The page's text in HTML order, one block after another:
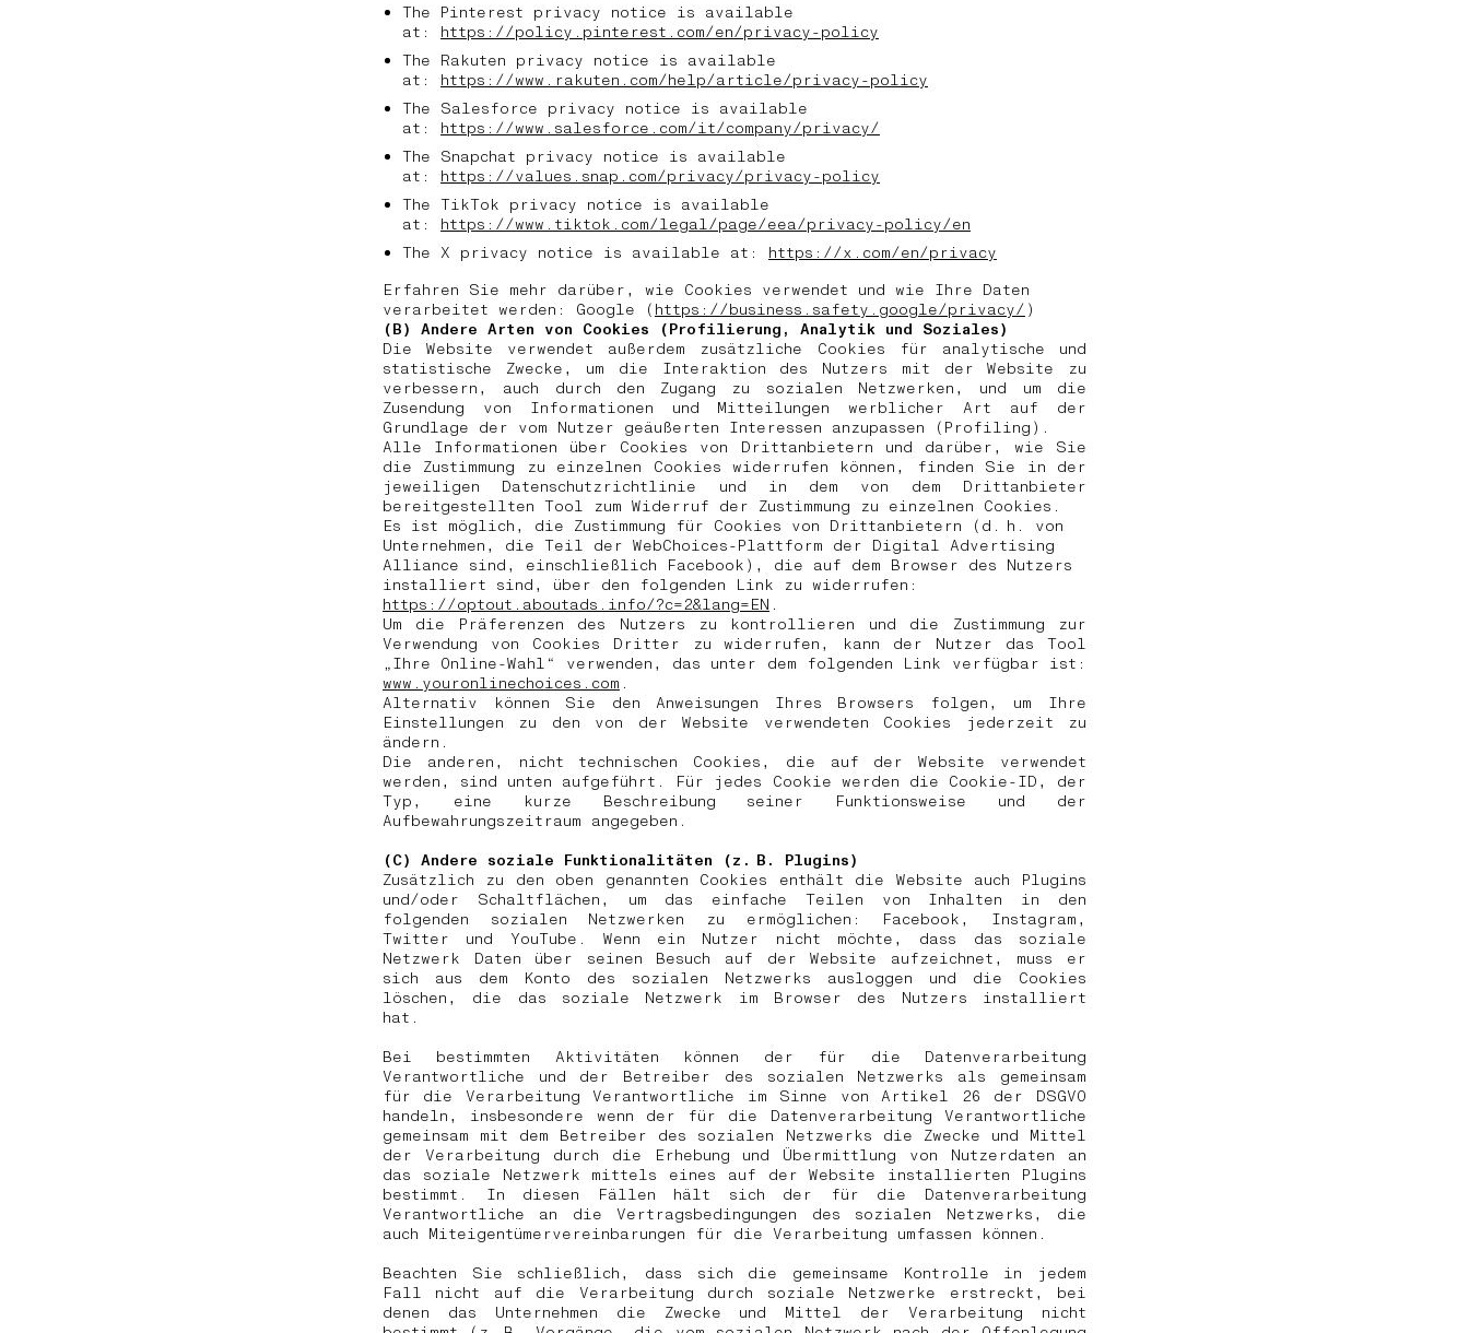
The Pinterest privacy notice is available
at: https://policy.pinterest.com/en/privacy-policy
The Rakuten privacy notice is available
at: https://www.rakuten.com/help/article/privacy-policy
The Salesforce privacy notice is available
at: https://www.salesforce.com/it/company/privacy/
The Snapchat privacy notice is available
at: https://values.snap.com/privacy/privacy-policy
The TikTok privacy notice is available
at: https://www.tiktok.com/legal/page/eea/privacy-policy/en
The X privacy notice is available at: https://x.com/en/privacy
Erfahren Sie mehr darüber, wie Cookies verwendet und wie Ihre Daten
verarbeitet werden: Google ( https://business.safety.google/privacy/ )
(B) Andere Arten von Cookies (Profilierung, Analytik und Soziales)
Die Website verwendet außerdem zusätzliche Cookies für analytische und
statistische Zwecke, um die Interaktion des Nutzers mit der Website zu
verbessern, auch durch den Zugang zu sozialen Netzwerken, und um die
Zusendung von Informationen und Mitteilungen werblicher Art auf der
Grundlage der vom Nutzer geäußerten Interessen anzupassen (Profiling).
Alle Informationen über Cookies von Drittanbietern und darüber, wie Sie
die Zustimmung zu einzelnen Cookies widerrufen können, finden Sie in der
jeweiligen Datenschutzrichtlinie und in dem von dem Drittanbieter
bereitgestellten Tool zum Widerruf der Zustimmung zu einzelnen Cookies.
Es ist möglich, die Zustimmung für Cookies von Drittanbietern (d. h. von
Unternehmen, die Teil der WebChoices-Plattform der Digital Advertising
Alliance sind, einschließlich Facebook), die auf dem Browser des Nutzers
installiert sind, über den folgenden Link zu widerrufen:
https://optout.aboutads.info/?c=2&lang=EN .
Um die Präferenzen des Nutzers zu kontrollieren und die Zustimmung zur
Verwendung von Cookies Dritter zu widerrufen, kann der Nutzer das Tool
„Ihre Online-Wahl“ verwenden, das unter dem folgenden Link verfügbar ist:
www.youronlinechoices.com .
Alternativ können Sie den Anweisungen Ihres Browsers folgen, um Ihre
Einstellungen zu den von der Website verwendeten Cookies jederzeit zu
ändern.
Die anderen, nicht technischen Cookies, die auf der Website verwendet
werden, sind unten aufgeführt. Für jedes Cookie werden die Cookie-ID, der
Typ, eine kurze Beschreibung seiner Funktionsweise und der
Aufbewahrungszeitraum angegeben.
(C) Andere soziale Funktionalitäten (z. B. Plugins)
Zusätzlich zu den oben genannten Cookies enthält die Website auch Plugins
und/oder Schaltflächen, um das einfache Teilen von Inhalten in den
folgenden sozialen Netzwerken zu ermöglichen: Facebook, Instagram,
Twitter und YouTube. Wenn ein Nutzer nicht möchte, dass das soziale
Netzwerk Daten über seinen Besuch auf der Website aufzeichnet, muss er
sich aus dem Konto des sozialen Netzwerks ausloggen und die Cookies
löschen, die das soziale Netzwerk im Browser des Nutzers installiert
hat.
Bei bestimmten Aktivitäten können der für die Datenverarbeitung
Verantwortliche und der Betreiber des sozialen Netzwerks als gemeinsam
für die Verarbeitung Verantwortliche im Sinne von Artikel 26 der DSGVO
handeln, insbesondere wenn der für die Datenverarbeitung Verantwortliche
gemeinsam mit dem Betreiber des sozialen Netzwerks die Zwecke und Mittel
der Verarbeitung durch die Erhebung und Übermittlung von Nutzerdaten an
das soziale Netzwerk mittels eines auf der Website installierten Plugins
bestimmt. In diesen Fällen hält sich der für die Datenverarbeitung
Verantwortliche an die Vertragsbedingungen des sozialen Netzwerks, die
auch Miteigentümervereinbarungen für die Verarbeitung umfassen können.
Beachten Sie schließlich, dass sich die gemeinsame Kontrolle in jedem
Fall nicht auf die Verarbeitung durch soziale Netzwerke erstreckt, bei
denen das Unternehmen die Zwecke und Mittel der Verarbeitung nicht